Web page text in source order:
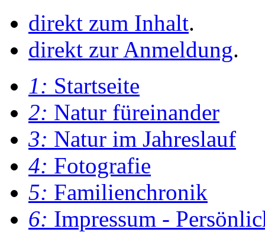
direkt zum Inhalt.
direkt zur Anmeldung.
1: Startseite
2: Natur füreinander
3: Natur im Jahreslauf
4: Fotografie
5: Familienchronik
6: Impressum -